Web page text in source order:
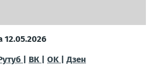
12.05.2026
| ВК | OK | Дзен